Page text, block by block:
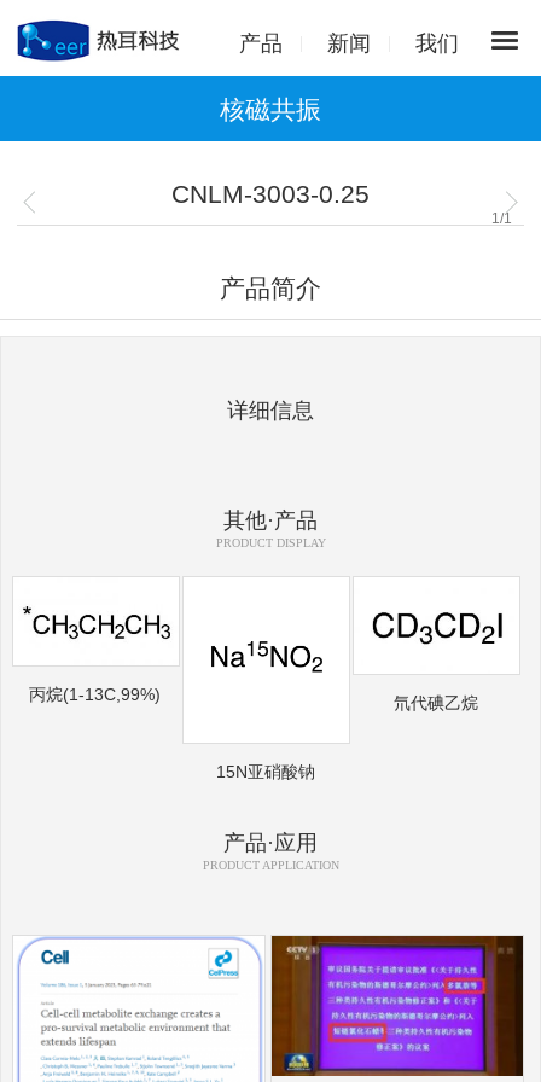
产品 新闻 我们
核磁共振
CNLM-3003-0.25
1 /1
产品简介
详细信息
其他·产品
PRODUCT DISPLAY
丙烷(1-13C,99%)
15N亚硝酸钠
氘代碘乙烷
产品·应用
PRODUCT APPLICATION